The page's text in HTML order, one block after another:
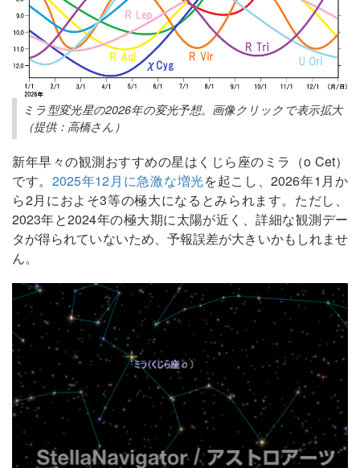
ミラ型変光星の2026年の変光予想。画像クリックで表示拡大
（提供：高橋さん）
新年早々の観測おすすめの星はくじら座のミラ（ο Cet）
です。2025年12月に急激な増光を起こし、2026年1月か
ら2月におよそ3等の極大になるとみられます。ただし、
2023年と2024年の極大期に太陽が近く、詳細な観測デー
タが得られていないため、予報誤差が大きいかもしれませ
ん。